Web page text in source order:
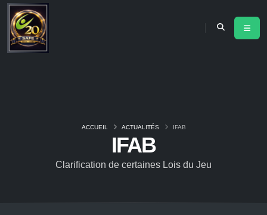
IFAB
Clarification de certaines Lois du Jeu
ACCUEIL ACTUALITÉS IFAB